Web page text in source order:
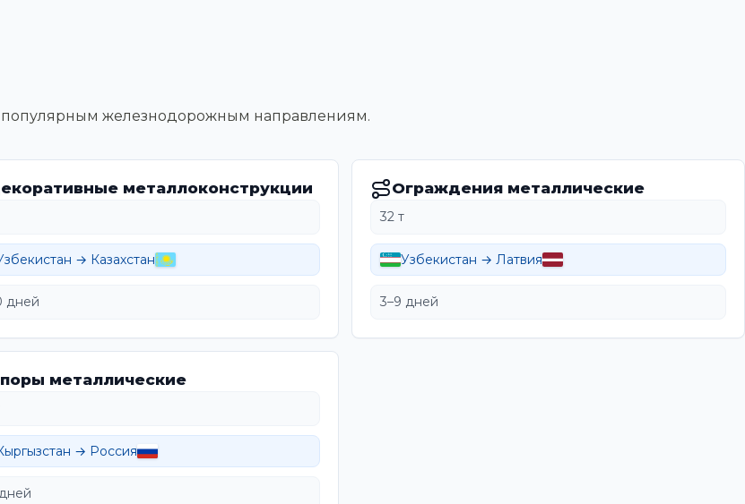
популярным железнодорожным направлениям.
металлоконструкции
→ Казахстан
дней
Ограждения металлические
32 т
Узбекистан → Латвия
3–9 дней
металлические
→ Россия